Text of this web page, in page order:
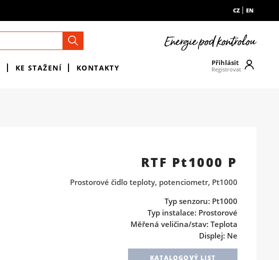
CZ EN
KE STAŽENÍ KONTAKTY
Přihlásit
Registrovat
RTF Pt1000 P
Prostorové čidlo teploty, potenciometr, Pt1000
Typ senzoru: Pt1000
Typ instalace: Prostorové
Měřená veličina/stav: Teplota
Displej: Ne
KATALOGOVÝ LIST